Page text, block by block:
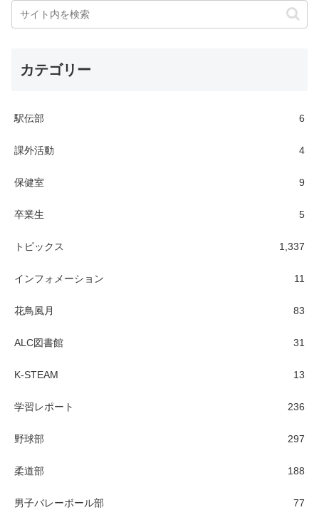
カテゴリー
駅伝部 6
課外活動 4
保健室 9
卒業生 5
トピックス 1,337
インフォメーション 11
花鳥風月 83
ALC図書館 31
K-STEAM 13
学習レポート 236
野球部 297
柔道部 188
男子バレーボール部 77